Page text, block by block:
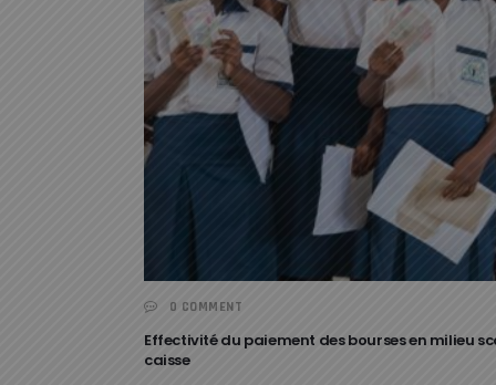
0 COMMENT
Effectivité du paiement des bourses en milieu
caisse